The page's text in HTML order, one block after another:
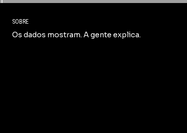
SOBRE
Os dados mostram. A gente explica.